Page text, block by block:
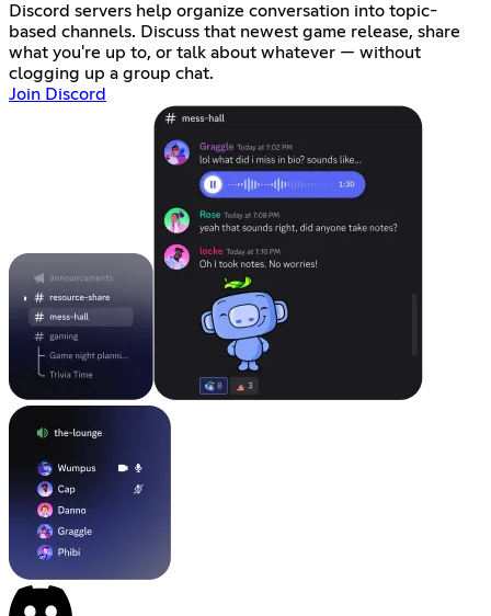
Discord servers help organize conversation into topic-
based channels. Discuss that newest game release, share
what you're up to, or talk about whatever — without
clogging up a group chat.
Join Discord